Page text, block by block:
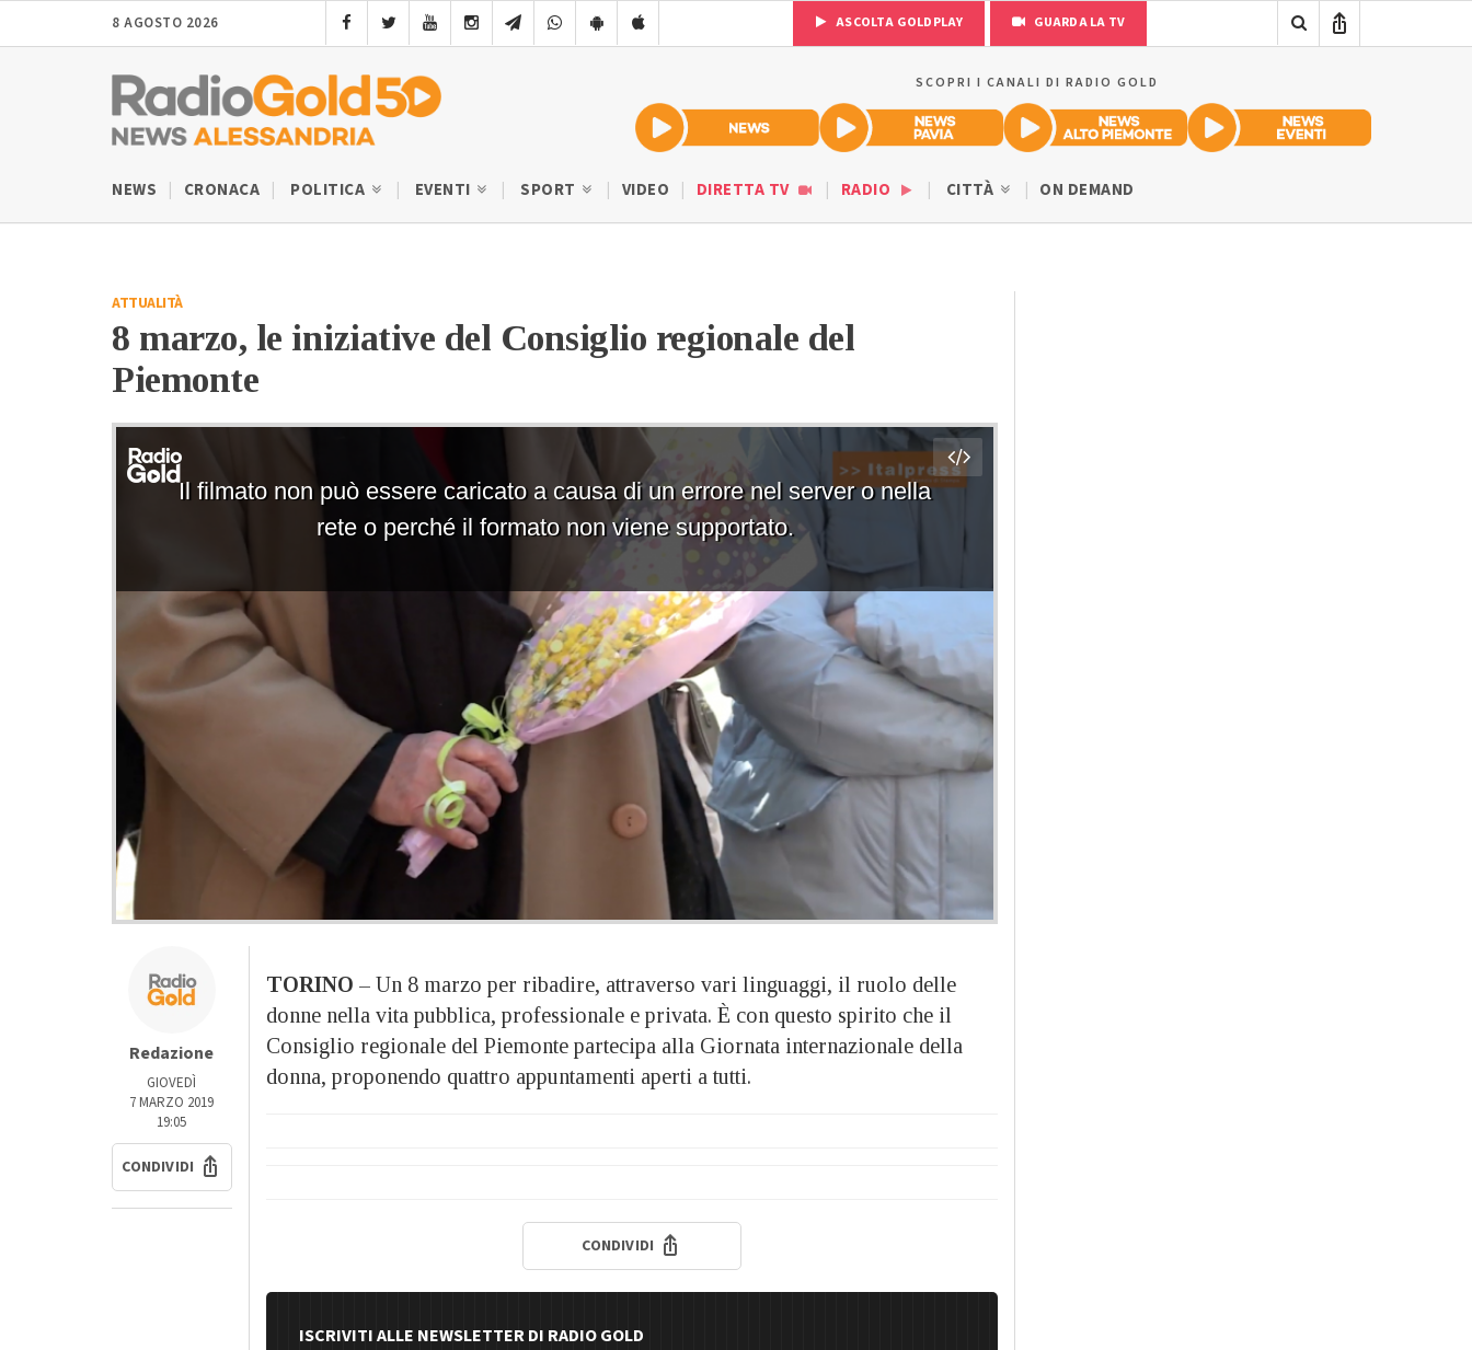
8 AGOSTO 2026 ASCOLTA GOLDPLAY GUARDA LA TV
SCOPRI I CANALI DI RADIO GOLD
NEWS CRONACA POLITICA EVENTI SPORT VIDEO DIRETTA TV RADIO CITTÀ ON DEMAND
ATTUALITÀ
8 marzo, le iniziative del Consiglio regionale del
Piemonte
Redazione
GIOVEDÌ
7 MARZO 2019
19:05
CONDIVIDI
TORINO – Un 8 marzo per ribadire, attraverso vari linguaggi, il ruolo delle
donne nella vita pubblica, professionale e privata. È con questo spirito che il
Consiglio regionale del Piemonte partecipa alla Giornata internazionale della
donna, proponendo quattro appuntamenti aperti a tutti.
CONDIVIDI
ISCRIVITI ALLE NEWSLETTER DI RADIO GOLD